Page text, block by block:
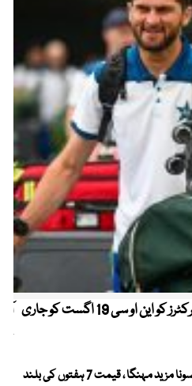
کیریبین پریمیئر لیگ ، قومی کرکٹرز کو این او سی 19 اگست کو جاری
عالمی مارکیٹ میں سونا مزید مہنگا ، قیمت 7 ہفتوں کی بلند